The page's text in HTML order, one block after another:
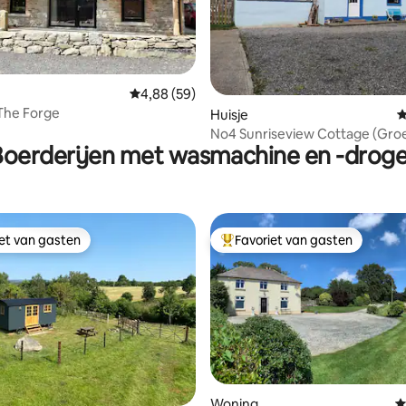
4,99 uit 5, 159 recensies
Gemiddelde beoordeling van 4,88 uit 5, 59
4,88 (59)
Forge
Huisje
No4 Sunriseview Cottage
met wasmachine en -
van gasten
van gasten Topfavoriet van gasten
Favoriet van gasten